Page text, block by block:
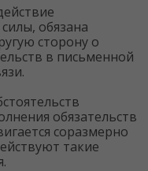
обязана
сторону о
в письменной
обязательств
соразмерно
такие